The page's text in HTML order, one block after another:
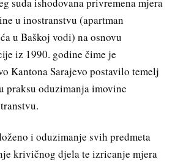
u inostranstvu (apartman
u Baškoj vodi) na osnovu
iz 1990. godine čime je
Kantona Sarajevo postavilo temelj
praksu oduzimanja imovine
i oduzimanje svih predmeta
krivičnog djela te izricanje mjera